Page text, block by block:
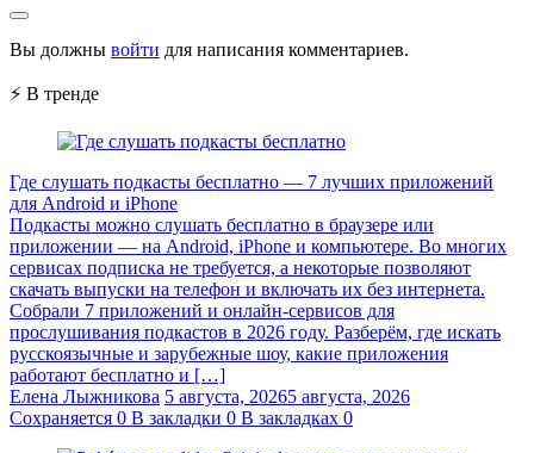
Вы должны войти для написания комментариев.
⚡ В тренде
Где слушать подкасты бесплатно — 7 лучших приложений
для Android и iPhone
Подкасты можно слушать бесплатно в браузере или
приложении — на Android, iPhone и компьютере. Во многих
сервисах подписка не требуется, а некоторые позволяют
скачать выпуски на телефон и включать их без интернета.
Собрали 7 приложений и онлайн-сервисов для
прослушивания подкастов в 2026 году. Разберём, где искать
русскоязычные и зарубежные шоу, какие приложения
работают бесплатно и […]
Елена Лыжникова 5 августа, 20265 августа, 2026
Сохраняется 0 В закладки 0 В закладках 0